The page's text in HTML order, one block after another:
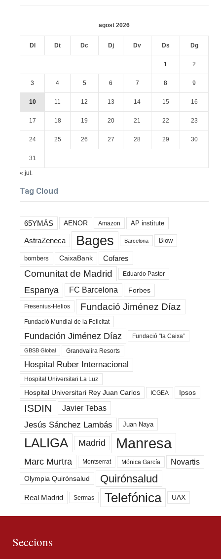
agost 2026
Dl Dt Dc Dj Dv Ds Dg
1 2
3 4 5 6 7 8 9
10 11 12 13 14 15 16
17 18 19 20 21 22 23
24 25 26 27 28 29 30
31
« jul.
Tag Cloud
65YMÁS AENOR Amazon AP institute
AstraZeneca Bages Barcelona Biow
bombers CaixaBank Cofares
Comunitat de Madrid Eduardo Pastor
Espanya FC Barcelona Forbes
Fresenius-Helios Fundació Jiménez Díaz
Fundació Mundial de la Felicitat
Fundación Jiménez Díaz Fundació ”la Caixa”
GBSB Global Grandvalira Resorts
Hospital Ruber Internacional
Hospital Universitari La Luz
Hospital Universitari Rey Juan Carlos ICGEA Ipsos
ISDIN Javier Tebas
Jesús Sánchez Lambás Juan Naya
LALIGA Madrid Manresa
Marc Murtra Montserrat Mónica García Novartis
Olympia Quirónsalud Quirónsalud
Real Madrid Sermas Telefónica UAX
Seccions